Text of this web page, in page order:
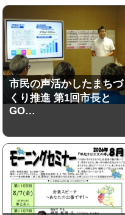
市民の声活かしたまちづ
くり推進 第1回市長と
GO…